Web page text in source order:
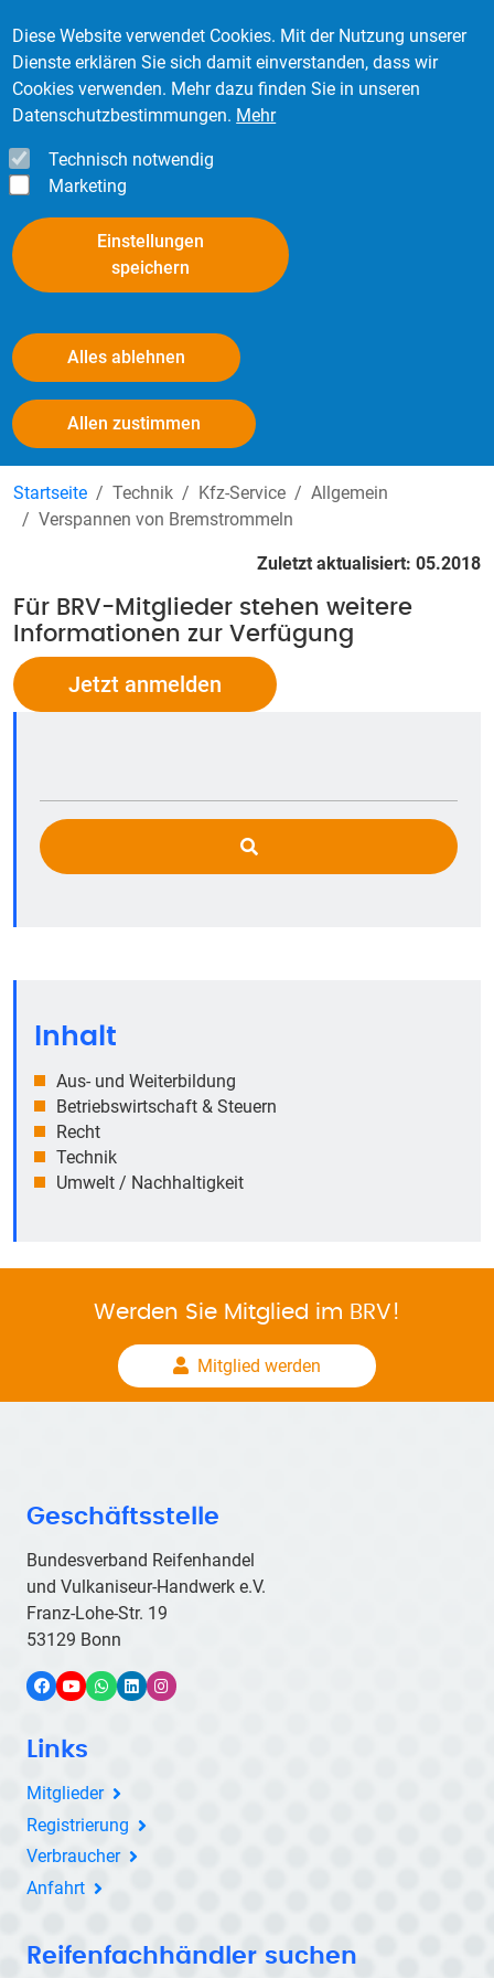
Diese Website verwendet Cookies. Mit der Nutzung unserer
Dienste erklären Sie sich damit einverstanden, dass wir
Cookies verwenden. Mehr dazu finden Sie in unseren
Datenschutzbestimmungen. Mehr
Technisch notwendig
Marketing
Einstellungen
speichern
Alles ablehnen
Allen zustimmen
Kontakt Login
Verspannen von Bremstrommeln
Startseite Technik Kfz-Service
Allgemein
Verspannen von Bremstrommeln
Zuletzt aktualisiert: 05.2018
Für BRV-Mitglieder stehen weitere
Informationen zur Verfügung
Jetzt anmelden
Inhalt
Aus- und Weiterbildung
Betriebswirtschaft & Steuern
Recht
Technik
Umwelt / Nachhaltigkeit
Werden Sie Mitglied im BRV!
Mitglied werden
Geschäftsstelle
Bundesverband Reifenhandel
und Vulkaniseur-Handwerk e.V.
Franz-Lohe-Str. 19
53129 Bonn
FacebookYouTubeWhatsApp
LinkedInInstagram
Links
Mitglieder
Registrierung
Verbraucher
Anfahrt
Reifenfachhändler suchen